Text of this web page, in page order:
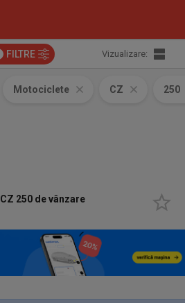
FILTRE Vizualizare:
Motociclete CZ 250
CZ 250 de vânzare